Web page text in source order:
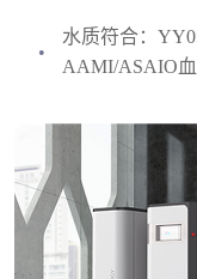
水质符合：
AAMI/ASAIO